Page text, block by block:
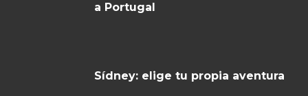
a Portugal
Sídney: elige tu propia aventura